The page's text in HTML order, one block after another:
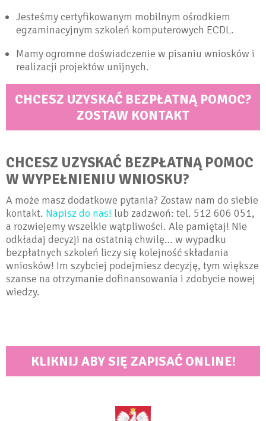
Jesteśmy certyfikowanym mobilnym ośrodkiem
egzaminacyjnym szkoleń komputerowych ECDL.
Mamy ogromne doświadczenie w pisaniu wniosków i
realizacji projektów unijnych.
CHCESZ UZYSKAĆ BEZPŁATNĄ POMOC?
ZOSTAW KONTAKT
CHCESZ UZYSKAĆ BEZPŁATNĄ POMOC
W WYPEŁNIENIU WNIOSKU?
A może masz dodatkowe pytania? Zostaw nam do siebie
kontakt. Napisz do nas! lub zadzwoń: tel. 512 606 051,
a rozwiejemy wszelkie wątpliwości. Ale pamiętaj! Nie
odkładaj decyzji na ostatnią chwilę… w wypadku
bezpłatnych szkoleń liczy się kolejność składania
wniosków! Im szybciej podejmiesz decyzję, tym większe
szanse na otrzymanie dofinansowania i zdobycie nowej
wiedzy.
KLIKNIJ ABY SIĘ ZAPISAĆ ONLINE!